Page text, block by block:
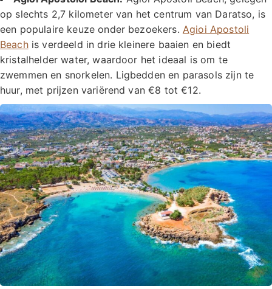
op slechts 2,7 kilometer van het centrum van Daratso, is
een populaire keuze onder bezoekers. Agioi Apostoli
Beachis verdeeld in drie kleinere baaien en biedt
kristalhelder water, waardoor het ideaal is om te
zwemmen en snorkelen. Ligbedden en parasols zijn te
huur, met prijzen variërend van €8 tot €12.